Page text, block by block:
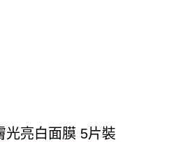
光亮白面膜 5片裝